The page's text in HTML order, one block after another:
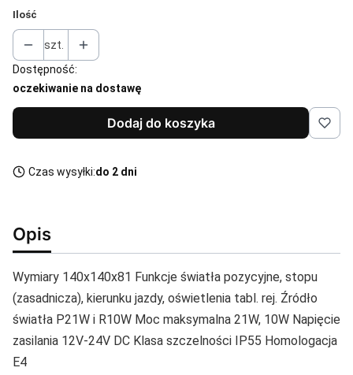
Ilość
szt.
Dostępność:
oczekiwanie na dostawę
Dodaj do koszyka
Czas wysyłki:do 2 dni
Opis
Wymiary 140x140x81 Funkcje światła pozycyjne, stopu
(zasadnicza), kierunku jazdy, oświetlenia tabl. rej. Źródło
światła P21W i R10W Moc maksymalna 21W, 10W Napięcie
zasilania 12V-24V DC Klasa szczelności IP55 Homologacja
E4